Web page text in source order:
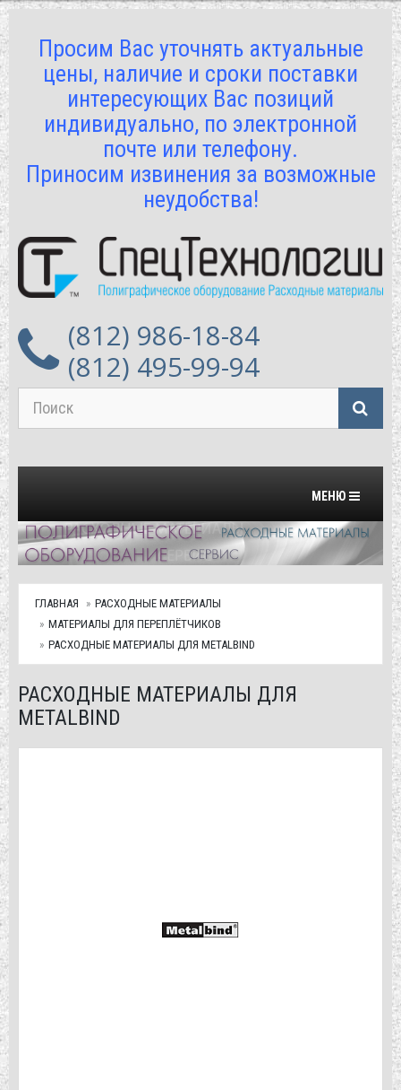
Просим Вас уточнять актуальные
цены, наличие и сроки поставки
интересующих Вас позиций
индивидуально, по электронной
почте или телефону.
Приносим извинения за возможные
неудобства!
(812) 986-18-84
(812) 495-99-94
Переключить
МЕНЮ
ГЛАВНАЯ
РАСХОДНЫЕ МАТЕРИАЛЫ
МАТЕРИАЛЫ ДЛЯ ПЕРЕПЛЁТЧИКОВ
РАСХОДНЫЕ МАТЕРИАЛЫ ДЛЯ METALBIND
РАСХОДНЫЕ МАТЕРИАЛЫ ДЛЯ
METALBIND